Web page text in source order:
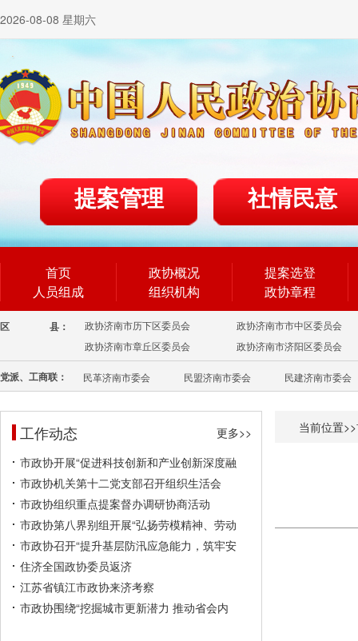
2026-08-08 星期六
提案管理 社情民意
首页
人员组成
政协概况
组织机构
提案选登
政协章程
区 县： 政协济南市历下区委员会
政协济南市市中区委员会
政协济南市章丘区委员会
政协济南市济阳区委员会
党派、工商联： 民革济南市委会 民盟济南市委会 民建济南市委会
工作动态
更多>>
市政协开展“促进科技创新和产业创新深度融
市政协机关第十二党支部召开组织生活会
市政协组织重点提案督办调研协商活动
市政协第八界别组开展“弘扬劳模精神、劳动
市政协召开“提升基层防汛应急能力，筑牢安
住济全国政协委员返济
江苏省镇江市政协来济考察
市政协围绕“挖掘城市更新潜力 推动省会内
当前位置>>